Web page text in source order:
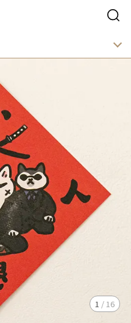
1 / 16